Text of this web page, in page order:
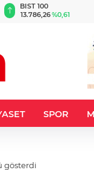
BIST 100
13.786,26%0,61
SPOR
gösterdi